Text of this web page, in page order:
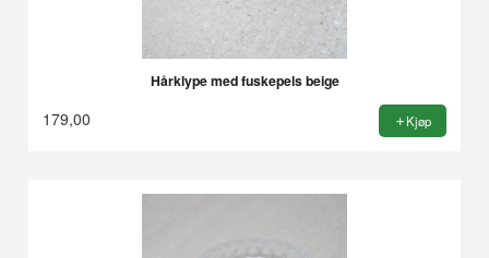
Hårklype med fuskepels beige
179,00 Kjøp